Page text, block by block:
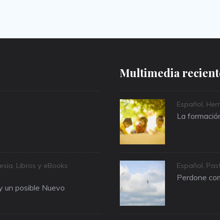
, Libros y eBooks
un posible Nuevo
Multimedia
Categories
Español,
La
Categories
Español,
Perdone